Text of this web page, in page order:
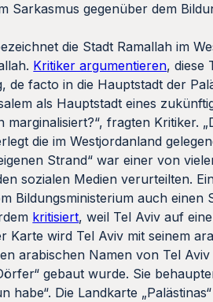
Sarkasmus gegenüber dem
die Stadt Ramallah im
Kritiker argumentieren, diese
facto in die Hauptstadt der
als Hauptstadt eines
fragten Kritiker.
die im Westjordanland
Strand“ war einer von
sozialen Medien verurteilten.
Bildungsministerium auch einen
kritisiert, weil Tel Aviv auf
wird Tel Aviv mit seinem
arabischen Namen von Tel
gebaut wurde. Sie
habe“. Die Landkarte